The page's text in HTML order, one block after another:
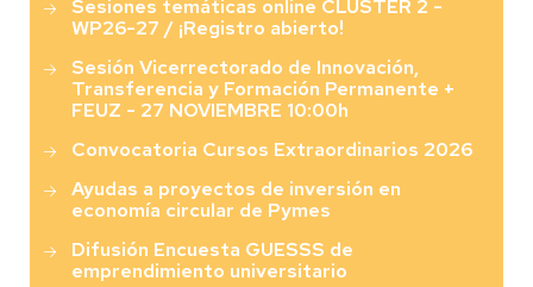
Sesiones temáticas online CLUSTER 2 -
WP26-27 / ¡Registro abierto!
Sesión Vicerrectorado de Innovación,
Transferencia y Formación Permanente +
FEUZ - 27 NOVIEMBRE 10:00h
Convocatoria Cursos Extraordinarios 2026
Ayudas a proyectos de inversión en
economía circular de Pymes
Difusión Encuesta GUESSS de
emprendimiento universitario